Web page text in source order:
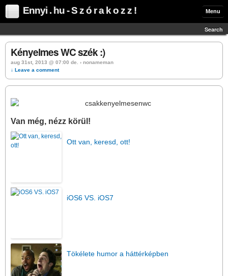
Ennyi . hu - S z ó r a k o z z ! Menu
Search
Kényelmes WC szék :)
aug 31st, 2013 @ 07:00 de. › nonameman
↓ Leave a comment
Van még, nézz körül!
Ott van, keresd, ott!
iOS6 VS. iOS7
Tökélete humor a háttérképben